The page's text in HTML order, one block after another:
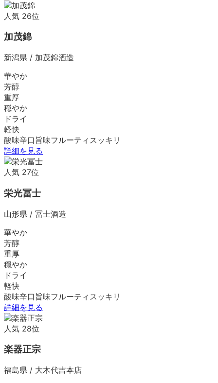
人気 26位
加茂錦
新潟県 / 加茂錦酒造
華やか
芳醇
重厚
穏やか
ドライ
軽快
酸味辛口 旨味フルーティ スッキリ
詳細を見る
人気 27位
栄光冨士
山形県 / 冨士酒造
華やか
芳醇
重厚
穏やか
ドライ
軽快
酸味辛口 旨味フルーティ スッキリ
詳細を見る
人気 28位
楽器正宗
福島県 / 大木代吉本店